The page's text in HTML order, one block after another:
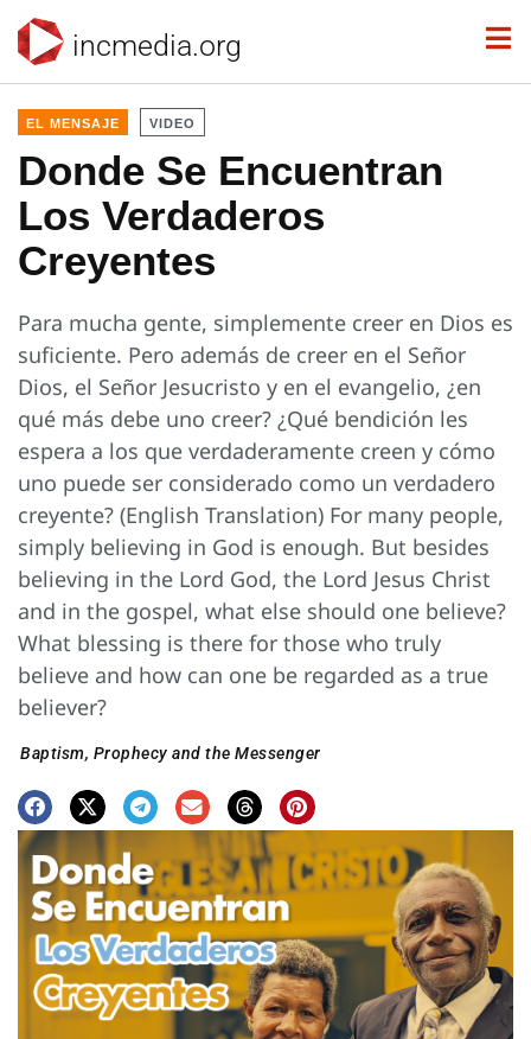
incmedia.org
EL MENSAJE VIDEO
Donde Se Encuentran
Los Verdaderos
Creyentes
Para mucha gente, simplemente creer en Dios es
suficiente. Pero además de creer en el Señor
Dios, el Señor Jesucristo y en el evangelio, ¿en
qué más debe uno creer? ¿Qué bendición les
espera a los que verdaderamente creen y cómo
uno puede ser considerado como un verdadero
creyente? (English Translation) For many people,
simply believing in God is enough. But besides
believing in the Lord God, the Lord Jesus Christ
and in the gospel, what else should one believe?
What blessing is there for those who truly
believe and how can one be regarded as a true
believer?
Baptism, Prophecy and the Messenger